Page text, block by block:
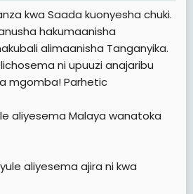
kwa wivu mkubwa sana.
kwa Saada kuonyesha chuki.
hakumaanisha
alimaanisha Tanganyika.
ni upuuzi anajaribu
mgomba! Parhetic
aliyesema Malaya wanatoka
aliyesema ajira ni kwa